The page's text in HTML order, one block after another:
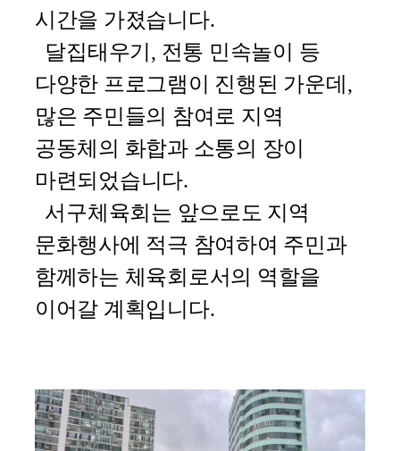
시간을 가졌습니다.
달집태우기, 전통 민속놀이 등
다양한 프로그램이 진행된 가운데,
많은 주민들의 참여로 지역
공동체의 화합과 소통의 장이
마련되었습니다.
서구체육회는 앞으로도 지역
문화행사에 적극 참여하여 주민과
함께하는 체육회로서의 역할을
이어갈 계획입니다.